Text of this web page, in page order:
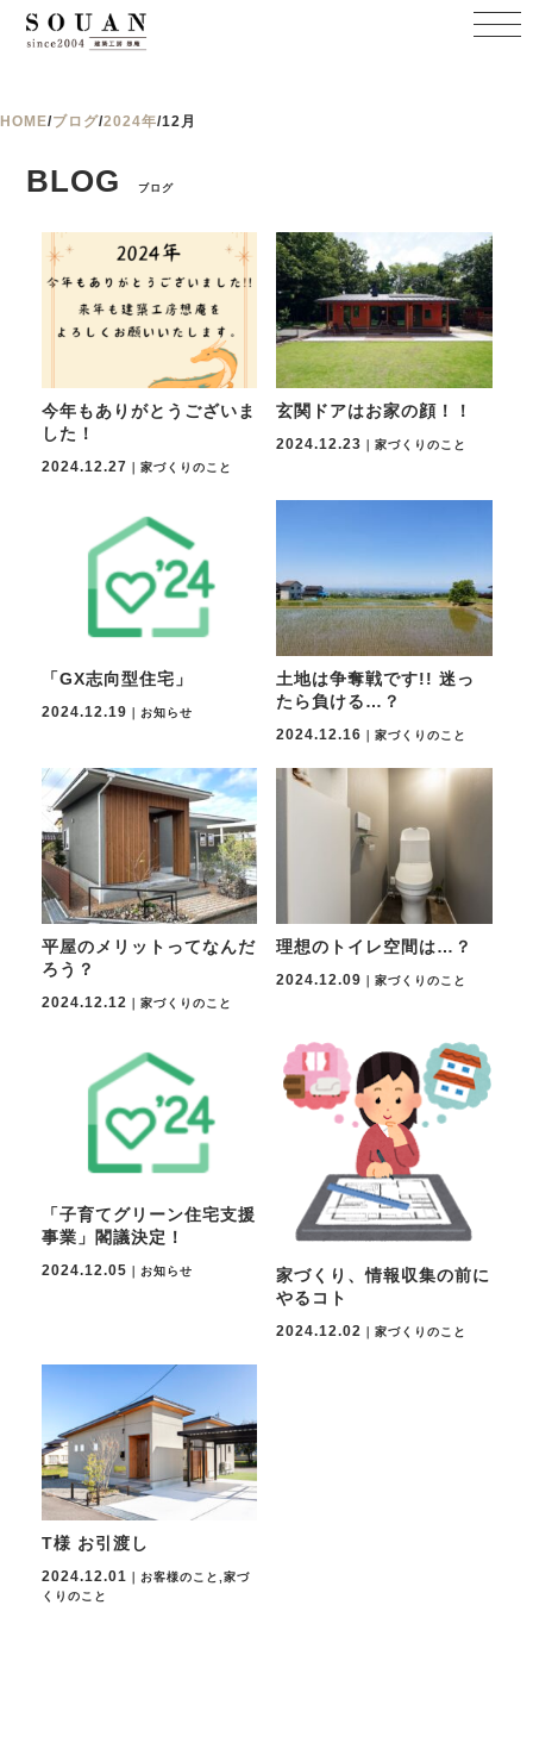
HOME/ブログ/2024年/12月
BLOG ブログ
今年もありがとうございま
した！
2024.12.27 ｜家づくりのこと
玄関ドアはお家の顔！！
2024.12.23 ｜家づくりのこと
「GX志向型住宅」
2024.12.19 ｜お知らせ
土地は争奪戦です!! 迷っ
たら負ける…？
2024.12.16 ｜家づくりのこと
平屋のメリットってなんだ
ろう？
2024.12.12 ｜家づくりのこと
理想のトイレ空間は…？
2024.12.09 ｜家づくりのこと
「子育てグリーン住宅支援
事業」閣議決定！
2024.12.05 ｜お知らせ
家づくり、情報収集の前に
やるコト
2024.12.02 ｜家づくりのこと
T様 お引渡し
2024.12.01
｜お客様のこと,家づ
くりのこと